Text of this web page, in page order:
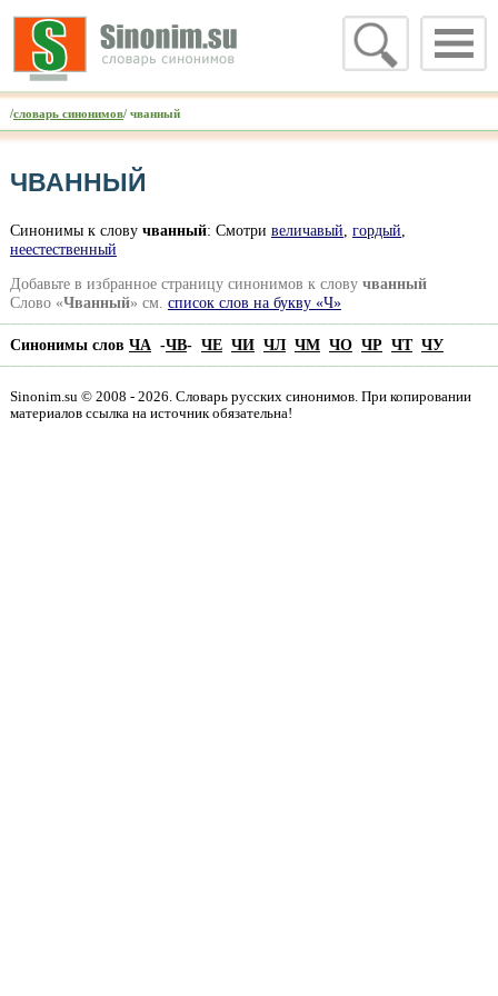
/словарь синонимов/ чванный
ЧВАННЫЙ
Синонимы к слову чванный: Смотри величавый гордый
неестественный
Добавьте в избранное страницу синонимов к слову чванный
Слово «Чванный» см. список слов на букву «Ч»
Синонимы слов ЧА -ЧВ- ЧЕ ЧИ ЧЛ ЧМ ЧО ЧР ЧТ ЧУ
Sinonim.su © 2008 - 2026. Словарь русских синонимов. При копировании
материалов ссылка на источник обязательна!